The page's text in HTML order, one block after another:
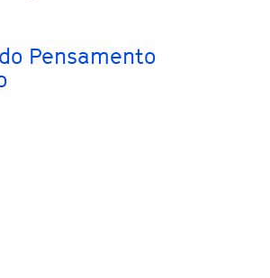
Pensamento